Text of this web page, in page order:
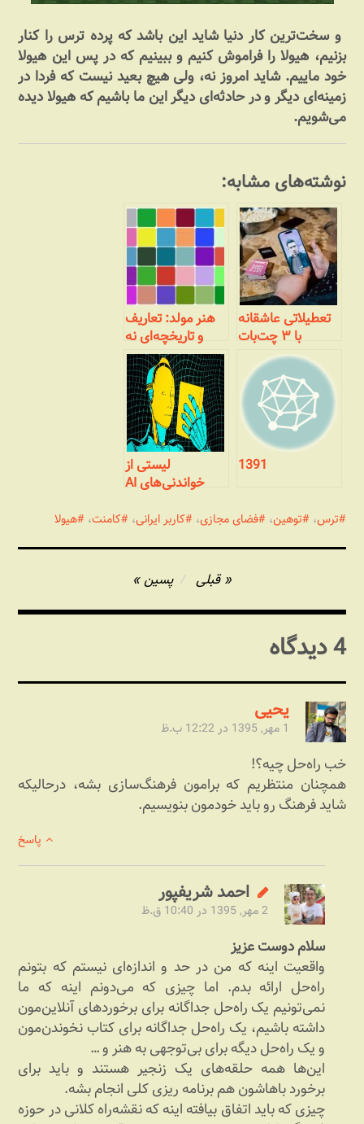
و سخت‌ترین کار دنیا شاید این باشد که پرده ترس را کنار
بزنیم، هیولا را فراموش کنیم و ببینیم که در پس این هیولا
خود ماییم. شاید امروز نه، ولی هیچ بعید نیست که فردا در
زمینه‌ای دیگر و در حادثه‌ای دیگر این ما باشیم که هیولا دیده
می‌شویم.
نوشته‌های مشابه:
تعطیلاتی عاشقانه
با ۳ چت‌بات
هوش‌مصنوعی و
انسان‌هایی که
عاشق آن‌ها بودند
هنر مولد: تعاریف
و تاریخچه‌ای نه
چندان مختصر
1391 لیستی از
خواندنی‌های AI
ترس، توهین، فضای مجازی، کاربر ایرانی، کامنت، هیولا
نوشته
قبلی پسین
4 دیدگاه
یحیی
1 مهر, 1395 در 12:22 ب.ظ
خب راه‌حل چیه؟!
همچنان منتظریم که برامون فرهنگ‌سازی بشه، درحالیکه
شاید فرهنگ رو باید خودمون بنویسیم.
پاسخ
احمد شریف‎پور
2 مهر, 1395 در 10:40 ق.ظ
سلام دوست عزیز
واقعیت اینه که من در حد و اندازه‌ای نیستم که بتونم
راه‌حل ارائه بدم. اما چیزی که می‌دونم اینه که ما
نمی‌تونیم یک راه‌حل جداگانه برای برخوردهای آنلاین‌مون
داشته باشیم، یک راه‌حل جداگانه برای کتاب نخوندن‌مون
و یک راه‌حل دیگه برای بی‌توجهی به هنر و …
این‌ها همه حلقه‌های یک زنجیر هستند و باید برای
برخورد باهاشون هم برنامه ریزی کلی انجام بشه.
چیزی که باید اتفاق بیافته اینه که نقشه‌راه کلانی در حوزه